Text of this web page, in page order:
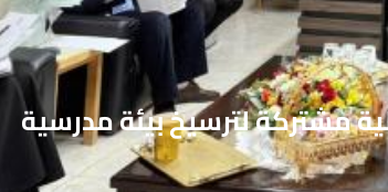
مشتركة لترسيخ بيئة مدرسية